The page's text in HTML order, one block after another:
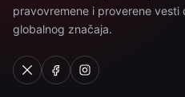
pravovremene i proverene vesti
globalnog značaja.